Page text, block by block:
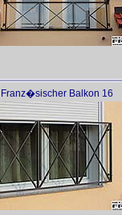
Franz�sischer Balkon 16